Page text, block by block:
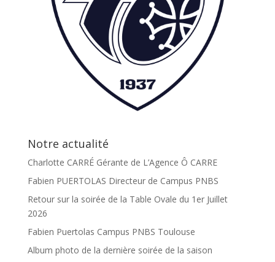
Notre actualité
Charlotte CARRÉ Gérante de L’Agence Ô CARRE
Fabien PUERTOLAS Directeur de Campus PNBS
Retour sur la soirée de la Table Ovale du 1er Juillet
2026
Fabien Puertolas Campus PNBS Toulouse
Album photo de la dernière soirée de la saison